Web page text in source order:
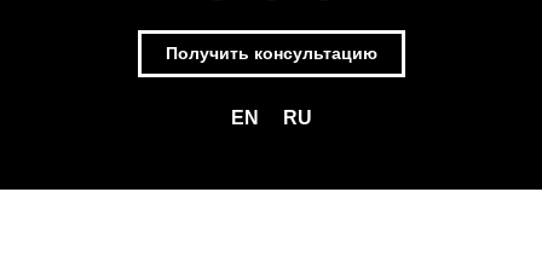
Получить консультацию
EN RU